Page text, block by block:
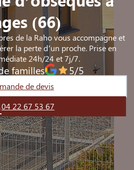
(66)
de la Raho vous accompagne et
la perte d’un proche. Prise en
24h/24 et 7j/7.
familles 5/5
de devis
04 22 67 53 67